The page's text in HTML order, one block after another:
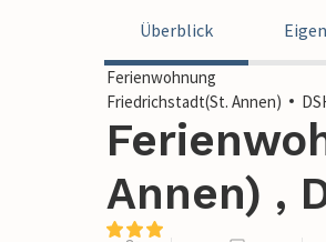
Überblick
Ferienwohnung
Friedrichstadt(St. Annen)
Annen) ,